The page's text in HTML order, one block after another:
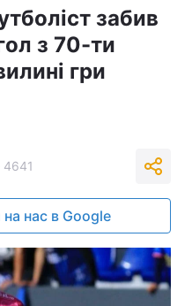
забив
з 70-ти
гри
4641
на нас в Google